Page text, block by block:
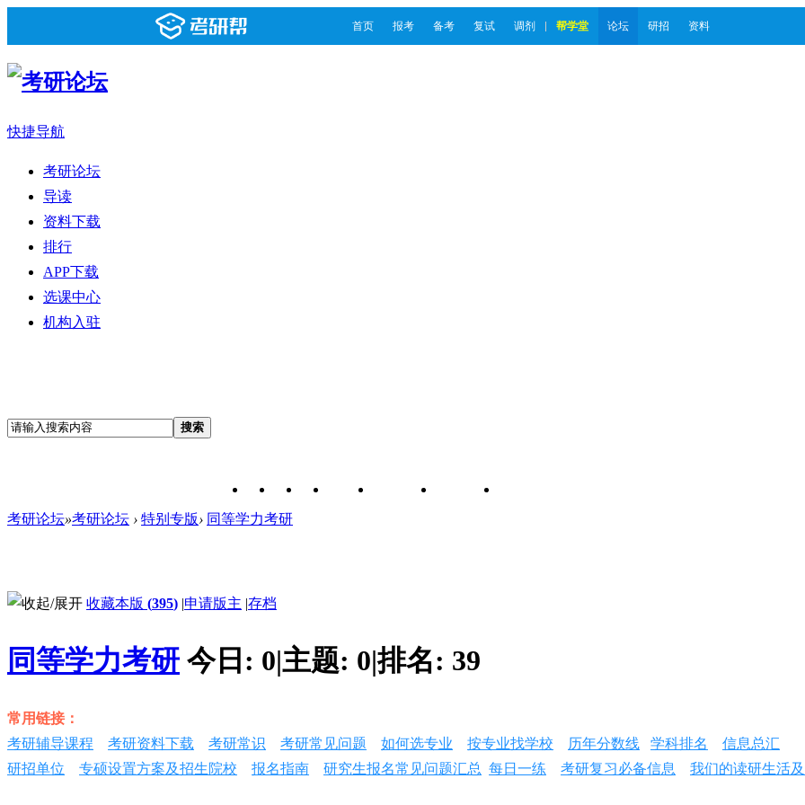
首页 报考 备考 复试 调剂 帮学堂 论坛 研招 资料
快捷导航
考研论坛
导读
资料下载
排行
APP下载
选课中心
机构入驻
搜索
考研论坛»考研论坛 › 特别专版› 同等学力考研
收藏本版 (395) |申请版主 |存档
同等学力考研 今日: 0|主题: 0|排名: 39
常用链接：
考研辅导课程
考研资料下载 考研常识 考研常见问题 如何选专业 按专业找学校 历年分数线 学科排名
信息总汇
研招单位
专硕设置方案及招生院校 报名指南 研究生报名常见问题汇总 每日一练 考研复习必备信息 我们的读研生活